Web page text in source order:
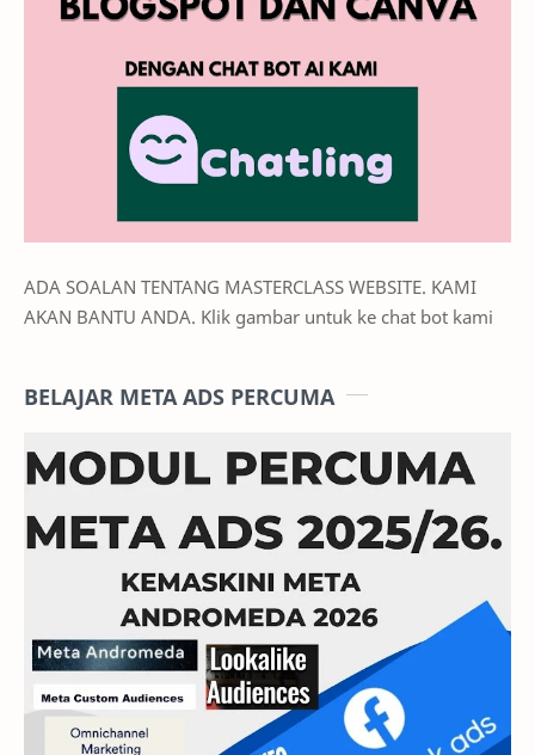
ADA SOALAN TENTANG MASTERCLASS WEBSITE. KAMI
AKAN BANTU ANDA. Klik gambar untuk ke chat bot kami
BELAJAR META ADS PERCUMA